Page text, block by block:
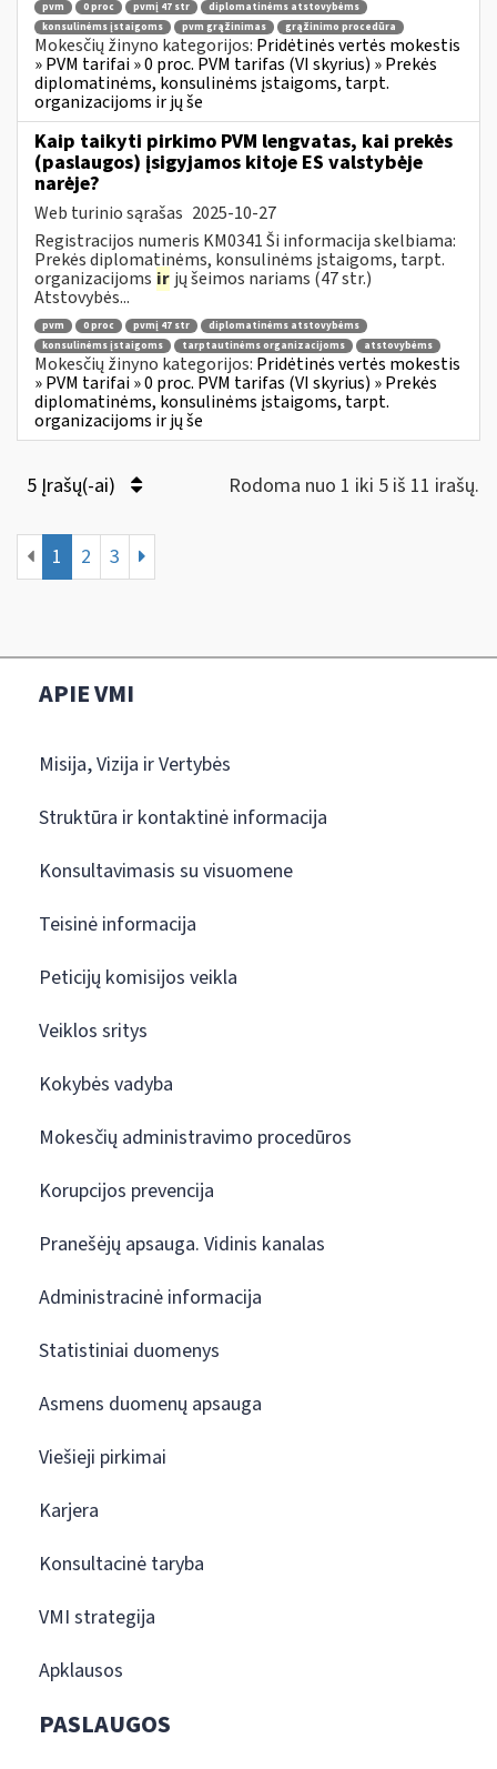
pvm 0 proc pvmį 47 str
diplomatinėms atstovybėms
konsulinėms įstaigoms
pvm grąžinimas grąžinimo procedūra
Mokesčių žinyno kategorijos: Pridėtinės vertės mokestis
» PVM tarifai » 0 proc. PVM tarifas (VI skyrius) » Prekės
diplomatinėms, konsulinėms įstaigoms, tarpt.
organizacijoms ir jų še
Kaip taikyti pirkimo PVM lengvatas, kai prekės
(paslaugos) įsigyjamos kitoje ES valstybėje
narėje?
Web turinio sąrašas 2025-10-27
Registracijos numeris KM0341 Ši informacija skelbiama:
Prekės diplomatinėms, konsulinėms įstaigoms, tarpt.
organizacijoms ir jų šeimos nariams (47 str.)
Atstovybės...
pvm 0 proc pvmį 47 str
diplomatinėms atstovybėms
konsulinėms įstaigoms
tarptautinėms organizacijoms atstovybėms
Mokesčių žinyno kategorijos: Pridėtinės vertės mokestis
» PVM tarifai » 0 proc. PVM tarifas (VI skyrius) » Prekės
diplomatinėms, konsulinėms įstaigoms, tarpt.
organizacijoms ir jų še
5 Įrašų(-ai) Rodoma nuo 1 iki 5 iš 11 irašų.
1 2 3
APIE VMI
Misija, Vizija ir Vertybės
Struktūra ir kontaktinė informacija
Konsultavimasis su visuomene
Teisinė informacija
Peticijų komisijos veikla
Veiklos sritys
Kokybės vadyba
Mokesčių administravimo procedūros
Korupcijos prevencija
Pranešėjų apsauga. Vidinis kanalas
Administracinė informacija
Statistiniai duomenys
Asmens duomenų apsauga
Viešieji pirkimai
Karjera
Konsultacinė taryba
VMI strategija
Apklausos
PASLAUGOS